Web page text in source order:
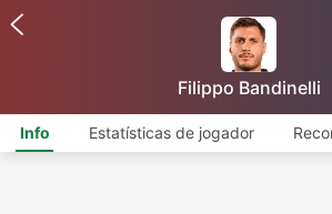
Filippo Bandinelli
Info Estatísticas de jogador